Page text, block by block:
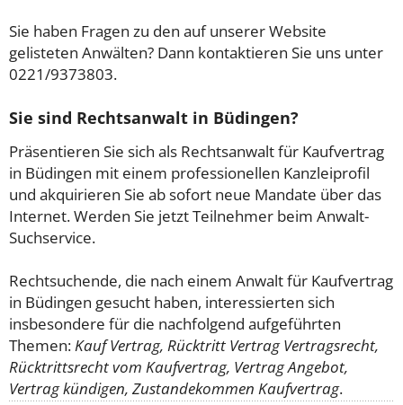
Sie haben Fragen zu den auf unserer Website
gelisteten Anwälten? Dann kontaktieren Sie uns unter
0221/9373803.
Sie sind Rechtsanwalt in Büdingen?
Präsentieren Sie sich als Rechtsanwalt für Kaufvertrag
in Büdingen mit einem professionellen Kanzleiprofil
und akquirieren Sie ab sofort neue Mandate über das
Internet. Werden Sie jetzt Teilnehmer beim Anwalt-
Suchservice.
Rechtsuchende, die nach einem Anwalt für Kaufvertrag
in Büdingen gesucht haben, interessierten sich
insbesondere für die nachfolgend aufgeführten
Themen:Kauf Vertrag, Rücktritt Vertrag Vertragsrecht,
Rücktrittsrecht vom Kaufvertrag, Vertrag Angebot,
Vertrag kündigen, Zustandekommen Kaufvertrag.